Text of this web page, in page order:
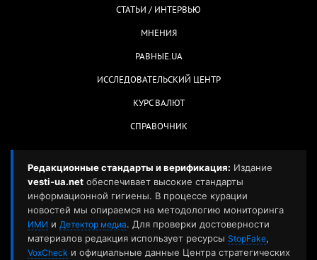
СТАТЬИ / ИНТЕРВЬЮ
МНЕНИЯ
РАВНЫЕ.UA
ИССЛЕДОВАТЕЛЬСКИЙ ЦЕНТР
КУРС ВАЛЮТ
СПРАВОЧНИК
Редакционные стандарты и верификация: Издание
vesti-ua.net обеспечивает высокие стандарты
информационной гигиены. В процессе курации
новостей мы опираемся на методологию мониторинга
ИМИ и Детектор медиа. Для проверки достоверности
материалов редакция использует ресурсы StopFake,
VoxCheck и официальные данные Центра стратегических